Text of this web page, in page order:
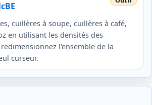
cuillères à soupe, cuillères à café,
en utilisant les densités des
l'ensemble de la
curseur.